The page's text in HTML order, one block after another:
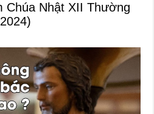
Chúa Nhật XII Thường